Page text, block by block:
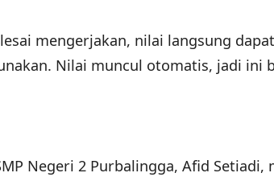
mengerjakan, nilai langsung
Nilai muncul otomatis, jadi ini
Negeri 2 Purbalingga, Afid